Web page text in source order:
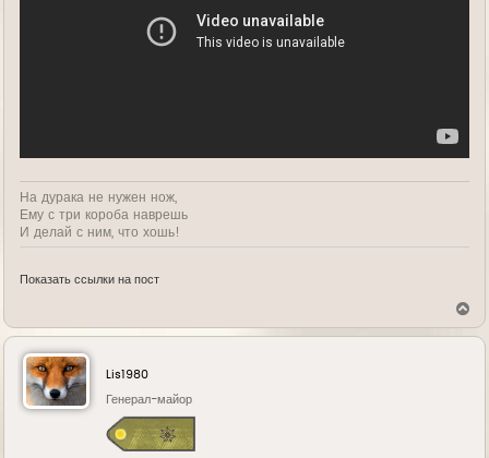
На дурака не нужен нож,
Ему с три короба наврешь
И делай с ним, что хошь!
Показать ссылки на пост
р
Lis1980
Генерал-майор